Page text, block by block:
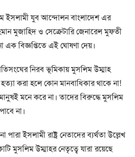
ইসলামী যুব আন্দোলন বাংলাদেশ এর
মুজাহিদ ও সেক্রেটারি জেনারেল মুফতী
বিজ্ঞপ্তিতে এই ঘোষণা দেয়।
নিরব ভূমিকায় মুসলিম উম্মাহ
করা হলে কোন মানবাধিকার থাকে না!
মনে করে না। তাদের বিরুদ্ধে মুসলিম
না।
ইসলামী রাষ্ট্র নেতাদের ব্যর্থতা উল্লেখ
উম্মাহর নেতৃত্বে যারা রয়েছে